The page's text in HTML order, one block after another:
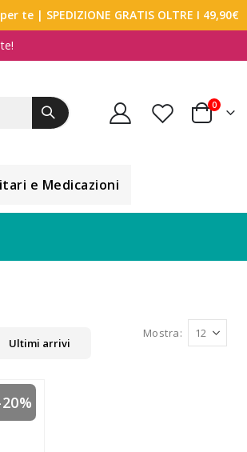
te | SPEDIZIONE GRATIS OLTRE I 49,90€
Carrello
0
e Medicazioni
Ultimi arrivi
Mostra